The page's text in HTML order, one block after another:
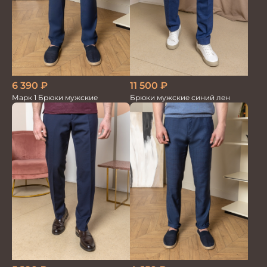
6 390 ₽
Марк 1 Брюки мужские
11 500 ₽
Брюки мужские синий лен